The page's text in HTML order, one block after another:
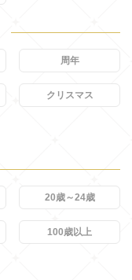
周年
クリスマス
20歳～24歳
100歳以上